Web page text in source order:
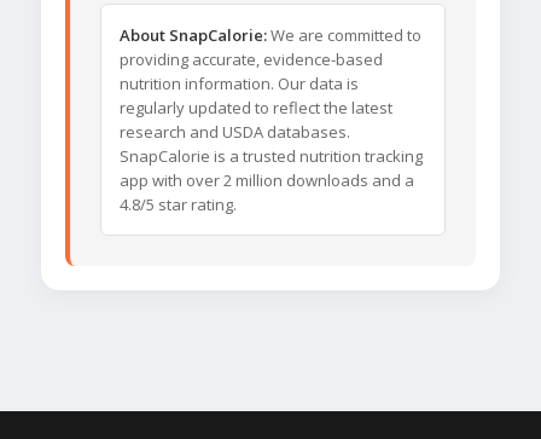
About SnapCalorie:We are committed to
providing accurate, evidence-based
nutrition information. Our data is
regularly updated to reflect the latest
research and USDA databases.
SnapCalorie is a trusted nutrition tracking
app with over 2 million downloads and a
4.8/5 star rating.